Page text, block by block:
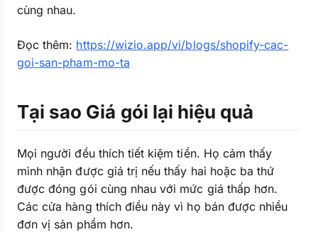
cùng nhau.
Đọc thêm: https://wizio.app/vi/blogs/shopify-cac-
goi-san-pham-mo-ta
Tại sao Giá gói lại hiệu quả
Mọi người đều thích tiết kiệm tiền. Họ cảm thấy
mình nhận được giá trị nếu thấy hai hoặc ba thứ
được đóng gói cùng nhau với mức giá thấp hơn.
Các cửa hàng thích điều này vì họ bán được nhiều
đơn vị sản phẩm hơn.